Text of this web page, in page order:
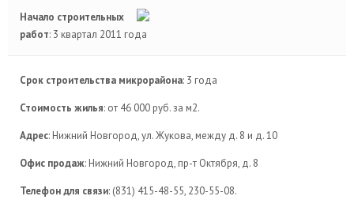
Начало строительных
работ: 3 квартал 2011 года
Срок строительства микрорайона: 3 года
Стоимость жилья: от 46 000 руб. за м2.
Адрес: Нижний Новгород, ул. Жукова, между д. 8 и д. 10
Офис продаж: Нижний Новгород, пр-т Октября, д. 8
Телефон для связи: (831) 415-48-55, 230-55-08.